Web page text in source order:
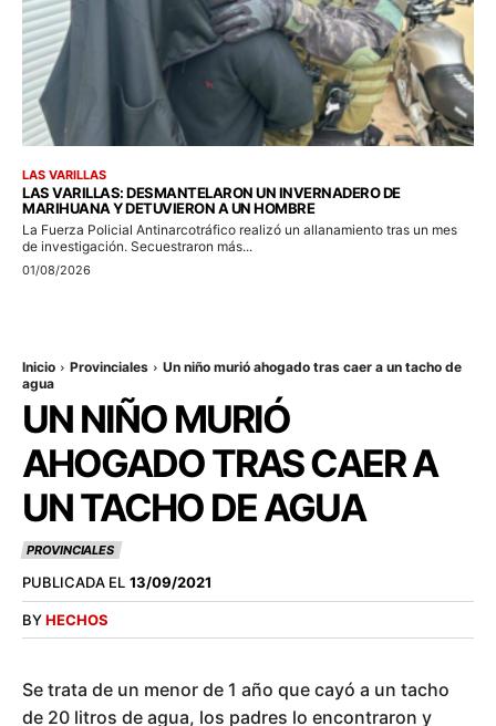
LAS VARILLAS
LAS VARILLAS: DESMANTELARON UN INVERNADERO DE
MARIHUANA Y DETUVIERON A UN HOMBRE
La Fuerza Policial Antinarcotráfico realizó un allanamiento tras un mes
de investigación. Secuestraron más...
01/08/2026